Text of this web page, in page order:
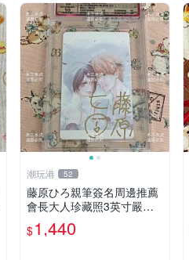
潮玩港 52
藤原ひろ親筆簽名周邊推薦
會長大人珍藏照3英寸嚴選
女仆紀念品 面簽收藏 會長
大人 簽名照 女仆照 面簽收
$1,440